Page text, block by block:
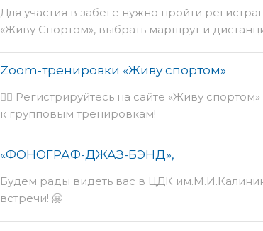
Для участия в забеге нужно пройти
«Живу Спортом», выбрать маршрут и
Zoom-тренировки «Живу спортом»
👉🏻 Регистрируйтесь на сайте «Живу
к групповым тренировкам!
«ФОНОГРАФ-ДЖАЗ-БЭНД»,
Будем рады видеть вас в ЦДК
встречи! 🤗